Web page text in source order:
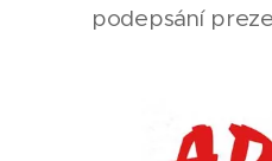
podepsání